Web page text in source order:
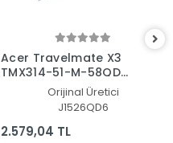
Acer Travelmate X3
TMX314-51-M-58QD
NX.VJVEG.001 Batarya
Orijinal Üretici
J1526QD6
2.579,04 TL